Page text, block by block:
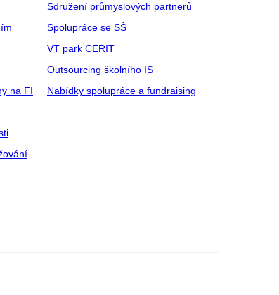
na FI
Sdružení průmyslových partnerů
Spolupráce se SŠ
VT park CERIT
Outsourcing školního IS
Nabídky spolupráce a fundraising